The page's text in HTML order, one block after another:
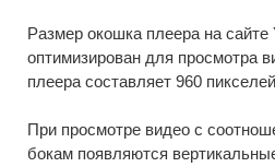
Размер окошка плеера на
оптимизирован для просмотра
плеера составляет 960
При просмотре видео с
бокам появляются